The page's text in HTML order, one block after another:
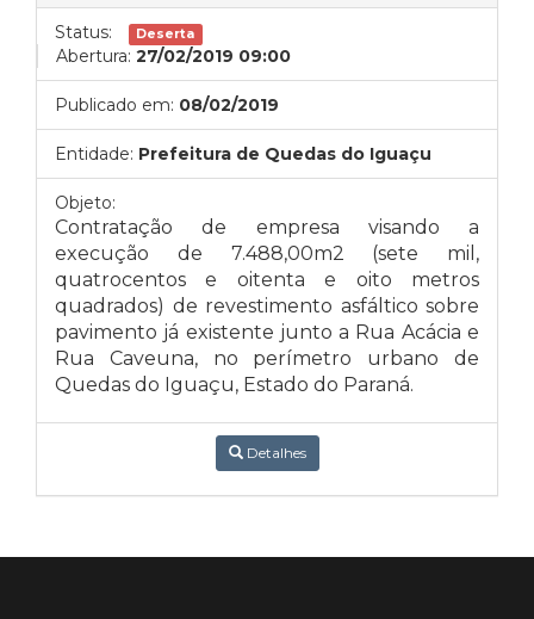
Status: Deserta
Abertura: 27/02/2019 09:00
Publicado em: 08/02/2019
Entidade: Prefeitura de Quedas do Iguaçu
Objeto:
Contratação de empresa visando a
execução de 7.488,00m2 (sete mil,
quatrocentos e oitenta e oito metros
quadrados) de revestimento asfáltico sobre
pavimento já existente junto a Rua Acácia e
Rua Caveuna, no perímetro urbano de
Quedas do Iguaçu, Estado do Paraná.
Detalhes